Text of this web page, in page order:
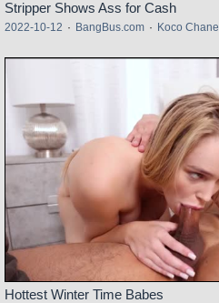
Stripper Shows Ass for Cash
2022-10-12 · BangBus.com · Koco Chanel
Hottest Winter Time Babes